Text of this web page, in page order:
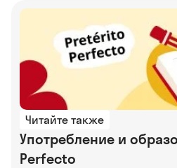
Читайте также
Употребление и
Perfecto